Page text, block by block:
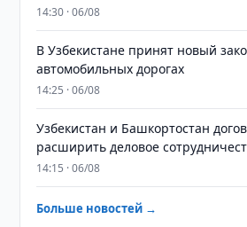
14:30 · 06/08
В Узбекистане принят новый
автомобильных дорогах
14:25 · 06/08
Узбекистан и Башкортостан
расширить деловое
14:15 · 06/08
Больше новостей →